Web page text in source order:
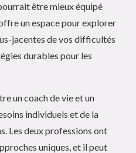
être mieux équipé
un espace pour explorer
jacentes de vos difficultés
durables pour les
un coach de vie et un
individuels et de la
Les deux professions ont
uniques, et il peut